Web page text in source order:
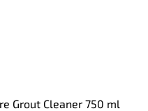
Grout Cleaner 750 ml